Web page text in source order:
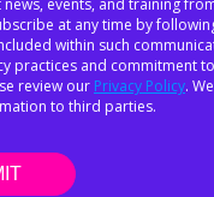
events, and training
at any time by
within such
practices and commitment
review our Privacy Policy.
to third parties.